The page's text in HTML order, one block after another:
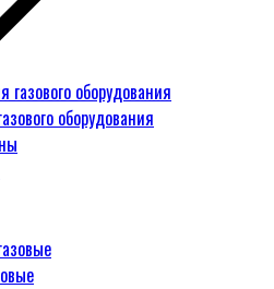
оборудования